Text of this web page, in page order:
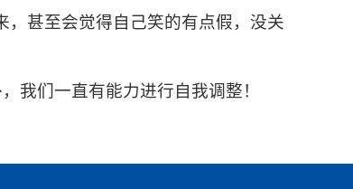
甚至会觉得自己笑的有点假，没关
我们一直有能力进行自我调整！